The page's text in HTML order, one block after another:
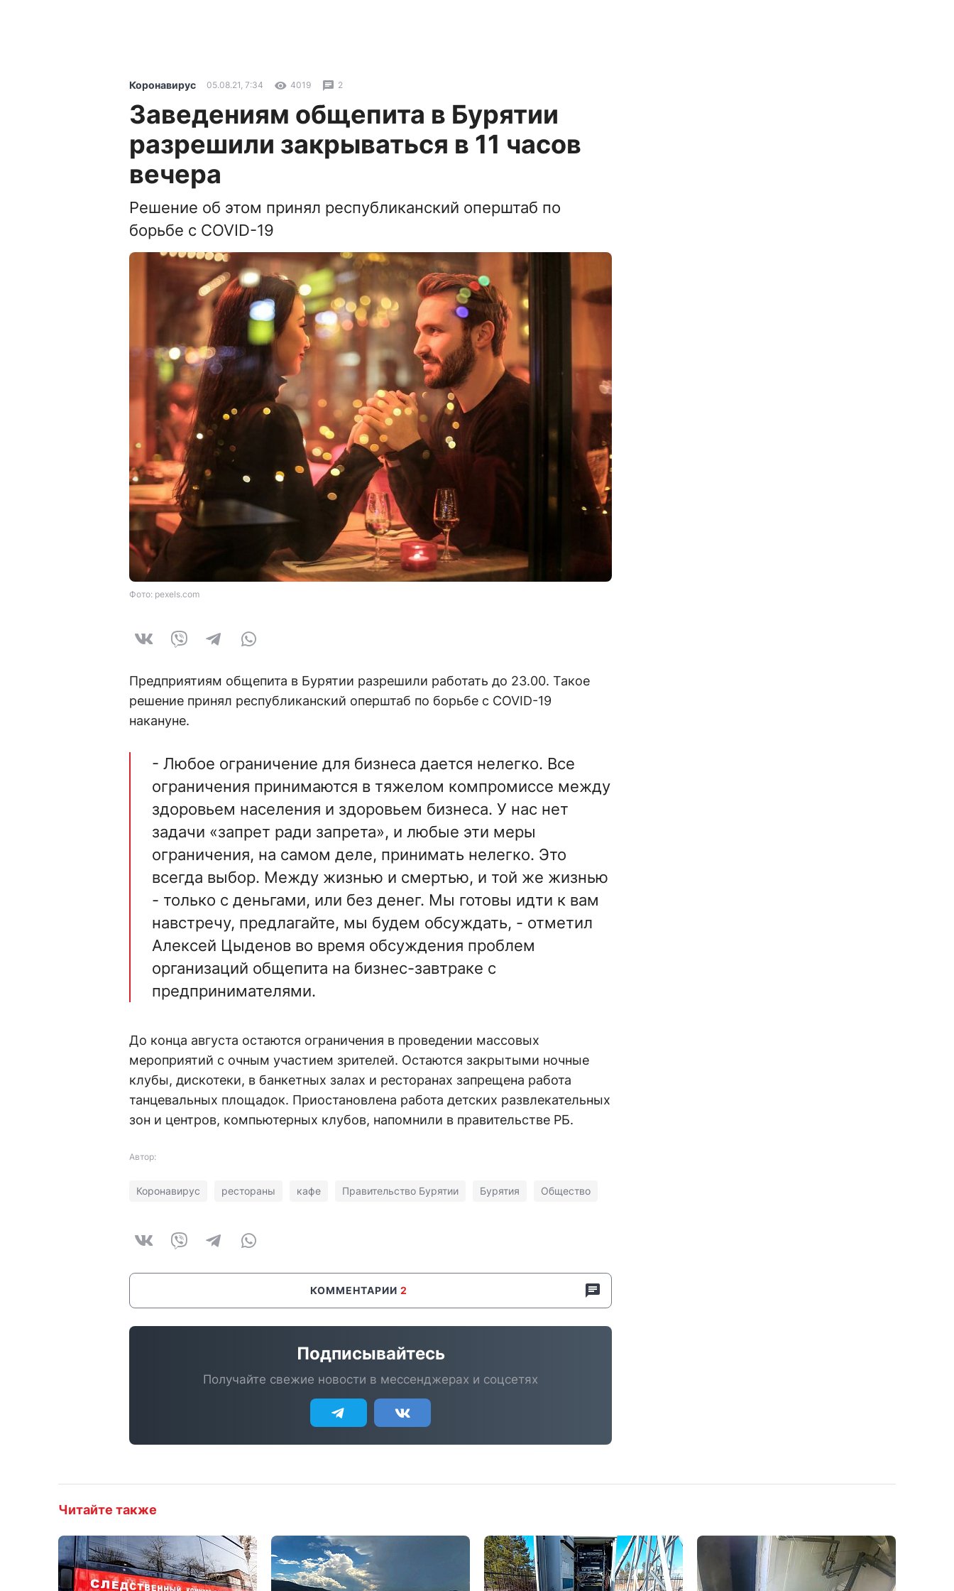
Коронавирус 05.08.21, 7:34 4019 2
Заведениям общепита в Бурятии
разрешили закрываться в 11 часов
вечера
Решение об этом принял республиканский оперштаб по
борьбе с COVID-19
Фото: pexels.com
Предприятиям общепита в Бурятии разрешили работать до 23.00. Такое
решение принял республиканский оперштаб по борьбе с COVID-19
накануне.
- Любое ограничение для бизнеса дается нелегко. Все
ограничения принимаются в тяжелом компромиссе между
здоровьем населения и здоровьем бизнеса. У нас нет
задачи «запрет ради запрета», и любые эти меры
ограничения, на самом деле, принимать нелегко. Это
всегда выбор. Между жизнью и смертью, и той же жизнью
- только с деньгами, или без денег. Мы готовы идти к вам
навстречу, предлагайте, мы будем обсуждать, - отметил
Алексей Цыденов во время обсуждения проблем
организаций общепита на бизнес-завтраке с
предпринимателями.
До конца августа остаются ограничения в проведении массовых
мероприятий с очным участием зрителей. Остаются закрытыми ночные
клубы, дискотеки, в банкетных залах и ресторанах запрещена работа
танцевальных площадок. Приостановлена работа детских развлекательных
зон и центров, компьютерных клубов, напомнили в правительстве РБ.
Автор:
Коронавирус рестораны кафе Правительство Бурятии Бурятия Общество
КОММЕНТАРИИ 2
Подписывайтесь
Получайте свежие новости в мессенджерах и соцсетях
Читайте также